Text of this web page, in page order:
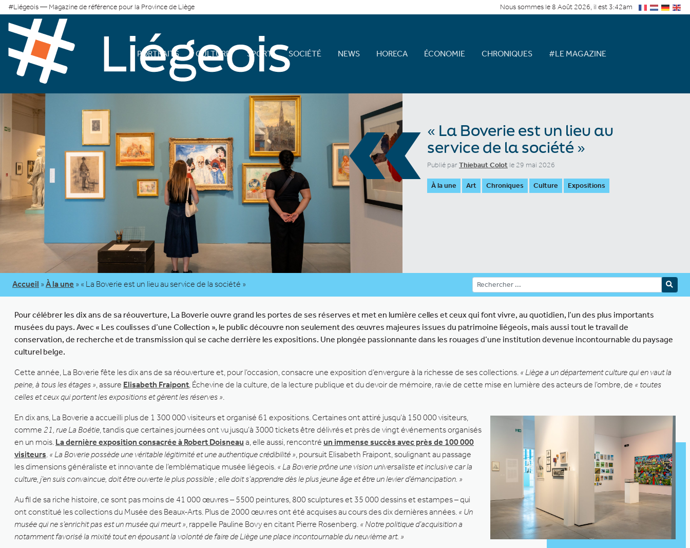
#Liégeois — Magazine de référence pour la Province de Liège Nous sommes le 8 Août 2026, il est 3:42am
PORTRAITS CULTURE SPORT SOCIÉTÉ NEWS HORECA ÉCONOMIE CHRONIQUES #LE MAGAZINE
«« La Boverie est un lieu au
service de la société »
Publié parThiebaut Colot le 29 mai 2026
À la une Art Chroniques Culture Expositions
Accueil » À la une » « La Boverie est un lieu au service de la société »
Pour célébrer les dix ans de sa réouverture, La Boverie ouvre grand les portes de ses réserves et met en lumière celles et ceux qui font vivre, au quotidien, l’un des plus importants
musées du pays. Avec « Les coulisses d’une Collection », le public découvre non seulement des œuvres majeures issues du patrimoine liégeois, mais aussi tout le travail de
conservation, de recherche et de transmission qui se cache derrière les expositions. Une plongée passionnante dans les rouages d’une institution devenue incontournable du paysage
culturel belge.
Cette année, La Boverie fête les dix ans de sa réouverture et, pour l’occasion, consacre une exposition d’envergure à la richesse de ses collections. « Liège a un département culture qui en vaut la
peine, à tous les étages », assure Elisabeth Fraipont, Échevine de la culture, de la lecture publique et du devoir de mémoire, ravie de cette mise en lumière des acteurs de l’ombre, de « toutes
celles et ceux qui portent les expositions et gèrent les réserves ».
En dix ans, La Boverie a accueilli plus de 1 300 000 visiteurs et organisé 61 expositions. Certaines ont attiré jusqu’à 150 000 visiteurs,
comme 21, rue La Boétie, tandis que certaines journées ont vu jusqu’à 3000 tickets être délivrés et près de vingt événements organisés
en un mois. La dernière exposition consacrée à Robert Doisneau a, elle aussi, rencontré un immense succès avec près de 100 000
visiteurs. « La Boverie possède une véritable légitimité et une authentique crédibilité », poursuit Elisabeth Fraipont, soulignant au passage
les dimensions généraliste et innovante de l’emblématique musée liégeois. « La Boverie prône une vision universaliste et inclusive car la
culture, j’en suis convaincue, doit être ouverte le plus possible ; elle doit s’apprendre dès le plus jeune âge et être un levier d’émancipation. »
Au fil de sa riche histoire, ce sont pas moins de 41 000 œuvres – 5500 peintures, 800 sculptures et 35 000 dessins et estampes – qui
ont constitué les collections du Musée des Beaux-Arts. Plus de 2000 œuvres ont été acquises au cours des dix dernières années. « Un
musée qui ne s’enrichit pas est un musée qui meurt », rappelle Pauline Bovy en citant Pierre Rosenberg. « Notre politique d’acquisition a
notamment favorisé la mixité tout en épousant la volonté de faire de Liège une place incontournable du neuvième art. »